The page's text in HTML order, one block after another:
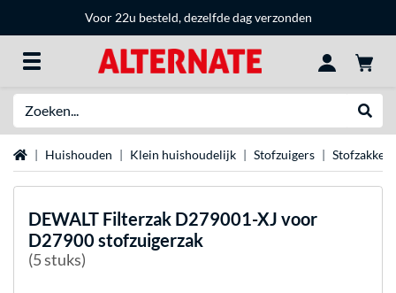
Voor 22u besteld, dezelfde dag verzonden
Home Huishouden Klein huishoudelijk Stofzuigers Stofzakken
DEWALT Filterzak D279001-XJ voor
D27900 stofzuigerzak
(5 stuks)